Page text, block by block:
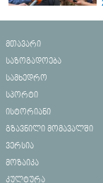
მთავარი
საზოგადოება
სამხედრო
სპორტი
ისტორიანი
გზავნილი მომავალში
ვერსია
მოზაიკა
კულტურა